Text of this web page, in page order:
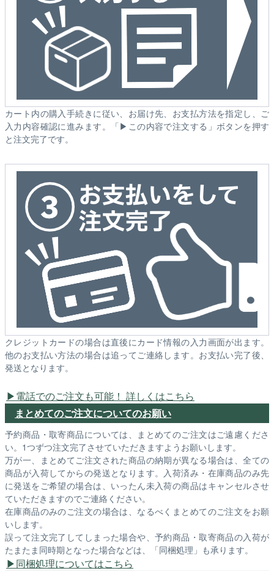
カート内の購入手続きに従い、お届け先、お支払方法を指定し、ご
入力内容確認に進みます。「▶この内容で注文する」ボタンを押す
と注文完了です。
クレジットカードの場合は直後にカード情報の入力画面が出ます。
他のお支払い方法の場合は追ってご連絡します。お支払い完了後、
発送となります。
電話でのご注文も可能！ 詳しくはこちら
まとめてのご注文についてのお願い
予約商品・取寄商品については、まとめてのご注文はご遠慮くださ
い。1つずつ注文完了させていただきますようお願いします。
万が一、まとめてご注文された商品の納期が異なる場合は、全ての
商品が入荷してからの発送となります。入荷済み・在庫商品のみ先
に発送をご希望の場合は、いったん未入荷の商品はキャンセルさせ
ていただきますのでご連絡ください。
在庫商品のみのご注文の場合は、なるべくまとめてのご注文をお願
いします。
誤って注文完了してしまった場合や、予約商品・取寄商品の入荷が
たまたま同時期となった場合などは、「同梱処理」も承ります。
同梱処理についてはこちら